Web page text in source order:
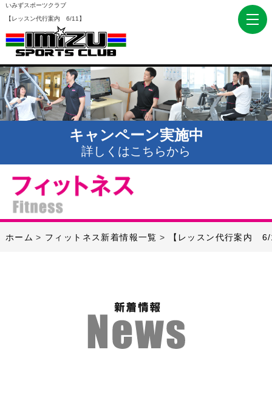
いみずスポーツクラブ
【レッスン代行案内 6/11】
キャンペーン実施中
詳しくはこちらから
ホーム フィットネス新着情報一覧 【レッスン代行案内